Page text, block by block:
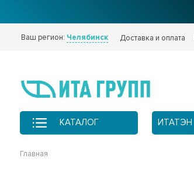
Ваш регион: Челябинск Доставка и оплата
КАТАЛОГ ИТАТЭН
Главная